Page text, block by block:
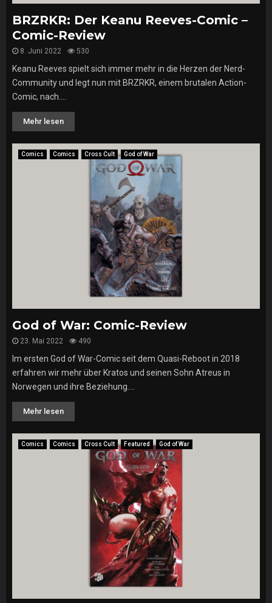
BRZRKR: Der Keanu Reeves-Comic –
Comic-Review
8. Juni 2022 530
Keanu Reeves spielt sich immer mehr in die Herzen der Nerd-
Community und legt nun mit BRZRKR, einem brutalen Action-
Comic, nach....
Mehr lesen
Comics Comics Cross Cult God of War
God of War: Comic-Review
23. Mai 2022 490
Im ersten God of War-Comic seit dem Quasi-Reboot in 2018
erfahren wir mehr über Kratos und seinen Sohn Atreus in
Norwegen und ihre Beziehung....
Mehr lesen
Comics Comics Cross Cult Featured God of War